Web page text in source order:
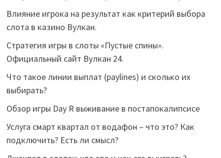
Влияние игрока на результат как критерий выбора
слота в казино Вулкан.
Стратегия игры в слоты «Пустые спины».
Официальный сайт Вулкан 24.
Что такое линии выплат (paylines) и сколько их
выбирать?
Обзор игры Day R выживание в постапокалипсисе
Услуга смарт квартал от водафон – что это? Как
подключить? Есть ли смысл?